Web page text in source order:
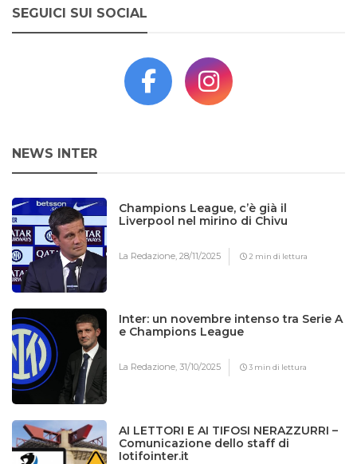
SEGUICI SUI SOCIAL
NEWS INTER
Champions League, c’è già il
Liverpool nel mirino di Chivu
La Redazione,28/11/2025 2 min di lettura
Inter: un novembre intenso tra Serie A
e Champions League
La Redazione,31/10/2025 3 min di lettura
AI LETTORI E AI TIFOSI NERAZZURRI –
Comunicazione dello staff di
Iotifointer.it